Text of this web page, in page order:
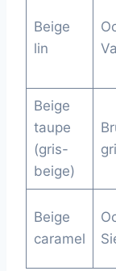
Beige
lin
Beige
taupe
(gris-
beige)
Beige
caramel